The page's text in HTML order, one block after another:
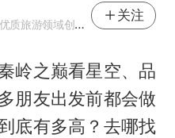
质旅游领域创作者
关注
岭之巅看星空、品
朋友出发前都会做
底有多高？去哪找